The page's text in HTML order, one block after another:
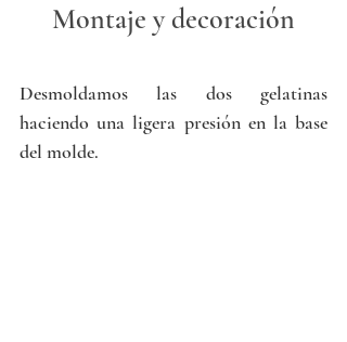
Montaje y decoración
Desmoldamos las dos gelatinas
haciendo una ligera presión en la base
del molde.